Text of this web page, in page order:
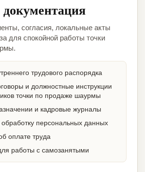
согласия, локальные акты
для спокойной работы точки
трудового распорядка
и должностные инструкции
точки по продаже шаурмы
и кадровые журналы
обработку персональных данных
оплате труда
работы с самозанятыми